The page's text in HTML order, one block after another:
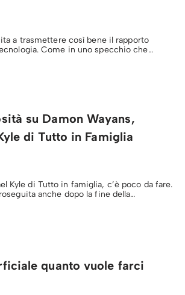
a trasmettere così bene il rapporto
Come in uno specchio che…
su Damon Wayans,
di Tutto in Famiglia
Kyle di Tutto in famiglia, c’è poco da fare.
anche dopo la fine della…
quanto vuole farci